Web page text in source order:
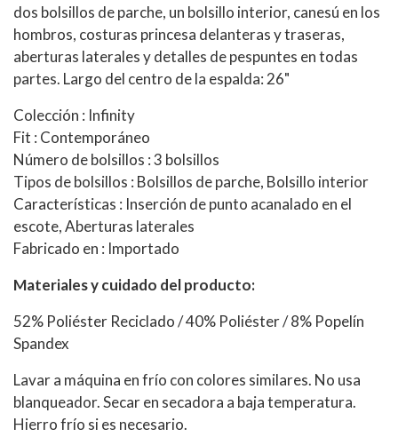
dos bolsillos de parche, un bolsillo interior, canesú en los
hombros, costuras princesa delanteras y traseras,
aberturas laterales y detalles de pespuntes en todas
partes. Largo del centro de la espalda: 26"
Colección : Infinity
Fit : Contemporáneo
Número de bolsillos : 3 bolsillos
Tipos de bolsillos : Bolsillos de parche, Bolsillo interior
Características : Inserción de punto acanalado en el
escote, Aberturas laterales
Fabricado en : Importado
Materiales y cuidado del producto:
52% Poliéster Reciclado / 40% Poliéster / 8% Popelín
Spandex
Lavar a máquina en frío con colores similares. No usa
blanqueador. Secar en secadora a baja temperatura.
Hierro frío si es necesario.